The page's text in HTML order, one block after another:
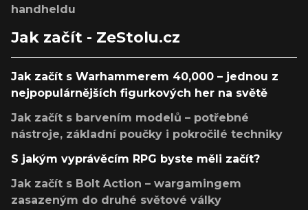
handheldu
Jak začít - ZeStolu.cz
Jak začít s Warhammerem 40,000 – jednou z
nejpopulárnějších figurkových her na světě
Jak začít s barvením modelů – potřebné
nástroje, základní poučky i pokročilé techniky
S jakým vyprávěcím RPG byste měli začít?
Jak začít s Bolt Action – wargamingem
zasazeným do druhé světové války